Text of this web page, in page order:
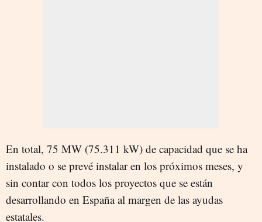
En total, 75 MW (75.311 kW) de capacidad que se ha
instalado o se prevé instalar en los próximos meses, y
sin contar con todos los proyectos que se están
desarrollando en España al margen de las ayudas
estatales.